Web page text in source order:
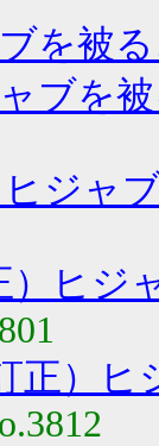
を被
ブを
ヒジャ
）ヒジ
正）